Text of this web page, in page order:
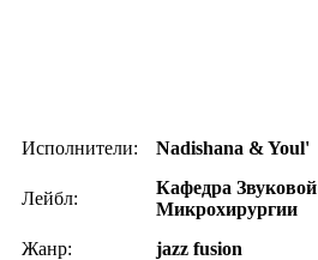
Исполнители: Nadishana & Youl'
Лейбл:
Кафедра Звуковой
Микрохирургии
Жанр:
jazz fusion